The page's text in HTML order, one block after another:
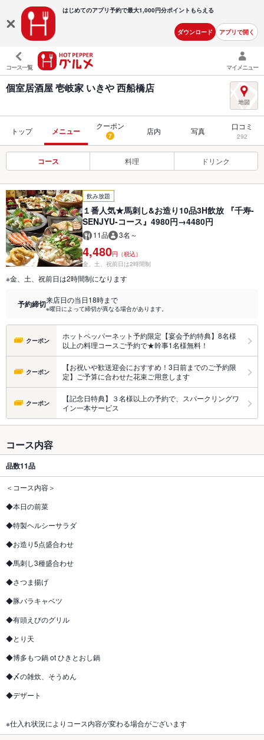
はじめてのアプリ予約で最大1,000円分ポイントもらえる
ダウンロード アプリで開く
コース一覧 マイメニュー
個室居酒屋 壱岐家 いきや 西船橋店
トップ メニュー
クーポン
7 店内 写真 口コミ
292
コース 料理 ドリンク
飲み放題
１番人気★馬刺し&お造り10品3H飲放 『千寿-
SENJYU-コース』4980円→4480円
11品 3名～
4,480円（税込）
金、土、祝前日は2時間制
※金、土、祝前日は2時間制になります
予約締切来店日の当日18時まで
※曜日によって締切が異なる場合があります。
クーポン
ホットペッパーネット予約限定【宴会予約特典】8名様
以上の料理コースご予約で★幹事1名様無料！
クーポン
【お祝いや歓送迎会におすすめ！3日前までのご予約限
定】ご予算に合わせた花束ご用意します
クーポン
【記念日特典】３名様以上の予約で、スパークリングワ
イン一本サービス
コース内容
品数11品
＜コース内容＞
◆本日の前菜
◆特製ヘルシーサラダ
◆お造り5点盛合わせ
◆馬刺し3種盛合わせ
◆さつま揚げ
◆豚バラキャベツ
◆有頭えびのグリル
◆とり天
◆博多もつ鍋 ot ひきとおし鍋
◆〆の雑炊、そうめん
◆デザート
※仕入れ状況によりコース内容が変わる場合がございます